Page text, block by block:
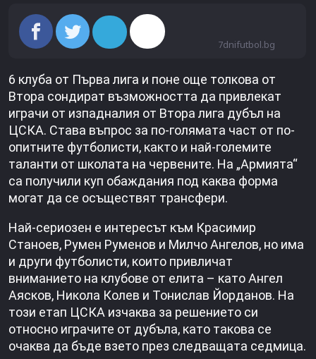
7dnifutbol.bg
6 клуба от Първа лига и поне още толкова от
Втора сондират възможността да привлекат
играчи от изпадналия от Втора лига дубъл на
ЦСКА. Става въпрос за по-голямата част от по-
опитните футболисти, както и най-големите
таланти от школата на червените. На „Армията“
са получили куп обаждания под каква форма
могат да се осъществят трансфери.
Най-сериозен е интересът към Красимир
Станоев, Румен Руменов и Милчо Ангелов, но има
и други футболисти, които привличат
вниманието на клубове от елита – като Ангел
Аясков, Никола Колев и Тонислав Йорданов. На
този етап ЦСКА изчаква за решението си
относно играчите от дубъла, като такова се
очаква да бъде взето през следващата седмица.